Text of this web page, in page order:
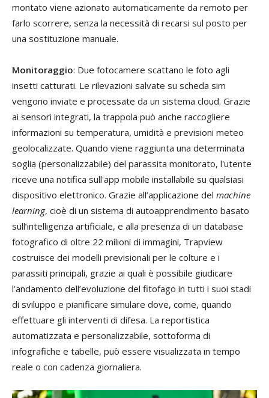
montato viene azionato automaticamente da remoto per
farlo scorrere, senza la necessità di recarsi sul posto per
una sostituzione manuale.
Monitoraggio: Due fotocamere scattano le foto agli
insetti catturati. Le rilevazioni salvate su scheda sim
vengono inviate e processate da un sistema cloud. Grazie
ai sensori integrati, la trappola può anche raccogliere
informazioni su temperatura, umidità e previsioni meteo
geolocalizzate. Quando viene raggiunta una determinata
soglia (personalizzabile) del parassita monitorato, l'utente
riceve una notifica sull'app mobile installabile su qualsiasi
dispositivo elettronico. Grazie all’applicazione del machine
learning, cioè di un sistema di autoapprendimento basato
sull’intelligenza artificiale, e alla presenza di un database
fotografico di oltre 22 milioni di immagini, Trapview
costruisce dei modelli previsionali per le colture e i
parassiti principali, grazie ai quali è possibile giudicare
l’andamento dell’evoluzione del fitofago in tutti i suoi stadi
di sviluppo e pianificare simulare dove, come, quando
effettuare gli interventi di difesa. La reportistica
automatizzata e personalizzabile, sottoforma di
infografiche e tabelle, può essere visualizzata in tempo
reale o con cadenza giornaliera.